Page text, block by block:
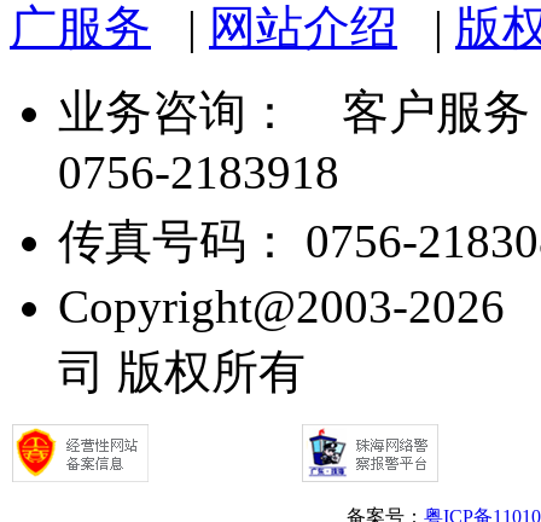
广服务 | 网站介绍 | 版
业务咨询：
客户服务
0756-2183918
传真号码： 0756-
Copyright@2003-
司 版权所有
备案号： 粤ICP备